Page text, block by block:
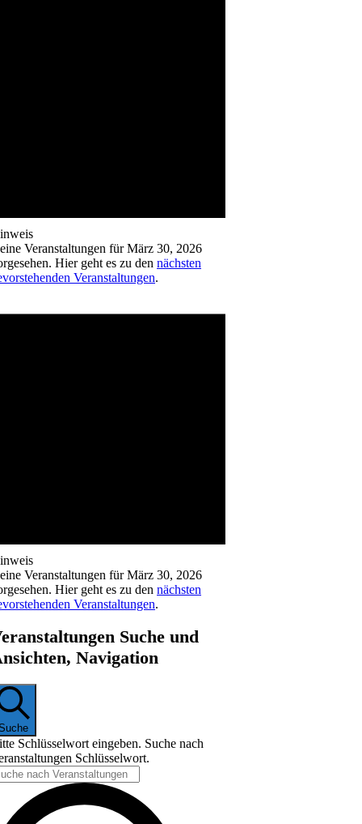
Veranstaltungen für März 30, 2026
Hier geht es zu den nächsten
Veranstaltungen.
Veranstaltungen für März 30, 2026
Hier geht es zu den nächsten
Veranstaltungen.
Suche und
Navigation
Schlüsselwort eingeben. Suche nach
Schlüsselwort.